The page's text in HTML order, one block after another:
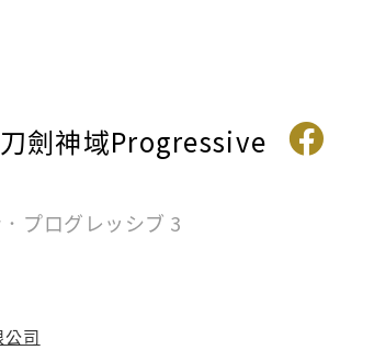
劍神域Progressive
プログレッシブ 3
公司